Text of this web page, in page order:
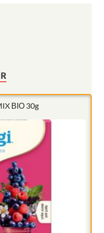
ΒΙΟ 30g